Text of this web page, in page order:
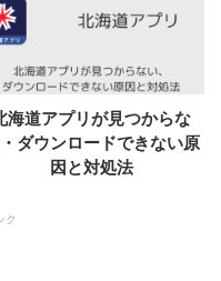
海道アプリが見つからな
ダウンロードできない原
因と対処法
ク